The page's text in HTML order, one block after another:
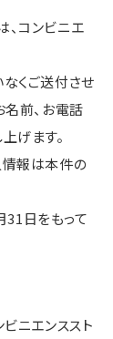
コンビニエ
くご送付させ
名前、お電話
げます。
報は本件の
日をもって
ニエンススト